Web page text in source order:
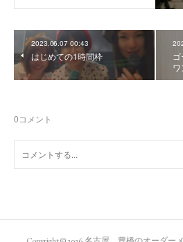
2023.06.07 00:43
はじめての1時間枠
0コメント